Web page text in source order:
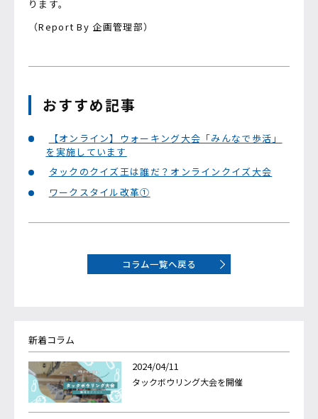
ります。
（Report By 企画管理部）
おすすめ記事
【オンライン】ウォーキング大会「みんなで歩活」
を実施しています
タックのクイズ王は誰だ？オンラインクイズ大会
ワークスタイル改革①
コラム一覧へ戻る
新着コラム
2024/04/11
タックボウリング大会を開催